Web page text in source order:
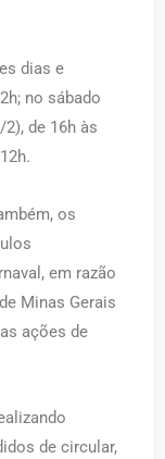
dias e
no sábado
de 16h às
os
em razão
Minas Gerais
ações de
de circular,